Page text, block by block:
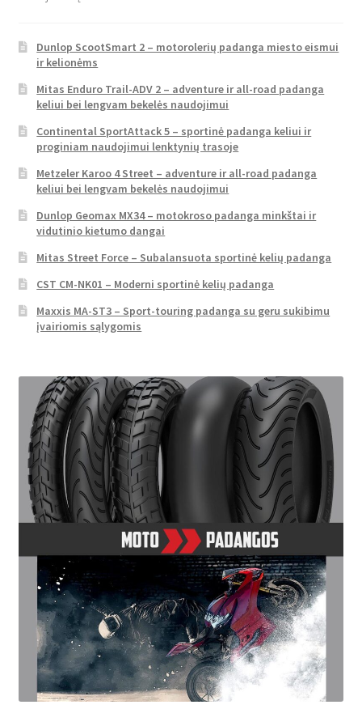
Dunlop ScootSmart 2 – motorolerių padanga miesto eismui
ir kelionėms
Mitas Enduro Trail-ADV 2 – adventure ir all-road padanga
keliui bei lengvam bekelės naudojimui
Continental SportAttack 5 – sportinė padanga keliui ir
proginiam naudojimui lenktynių trasoje
Metzeler Karoo 4 Street – adventure ir all-road padanga
keliui bei lengvam bekelės naudojimui
Dunlop Geomax MX34 – motokroso padanga minkštai ir
vidutinio kietumo dangai
Mitas Street Force – Subalansuota sportinė kelių padanga
CST CM-NK01 – Moderni sportinė kelių padanga
Maxxis MA-ST3 – Sport-touring padanga su geru sukibimu
įvairiomis sąlygomis